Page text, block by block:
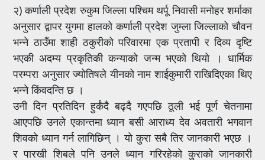
२) कर्णाली प्रदेश रुकुम जिल्ला पश्चिम थर्पू निवासी मनोहर शर्माका
अनुसार द्वापर युगमा हालको कर्णाली प्रदेश जुम्ला जिल्लाको चौवन
भन्ने ठाउँमा शाही ठकुरीको परिवारमा एक प्रतापी र दिव्य दृष्टि
भएकी अदम्य प्रकृतिकी कन्याको जन्म भएको थियो । धार्मिक
परम्परा अनुसार ज्योतिषले यीनको नाम शाईकुमारी राखिदिएका थिए
भन्ने किंवदन्ति छ ।
उनी दिन प्रतिदिन हुर्कंदै बढ्दै गएपछि ठूली भई पूर्ण चेतनामा
आएपछि उनले एकान्तमा ध्यान बसी आराध्य देव अवतारी भगवान
शिवको ध्यान गर्न लागिछिन् । यो कुरा सबै तिर जानकारी भएछ ।
र पारखी शिबले पनि उनले ध्यान गरिरहेको कुराको जानकारी